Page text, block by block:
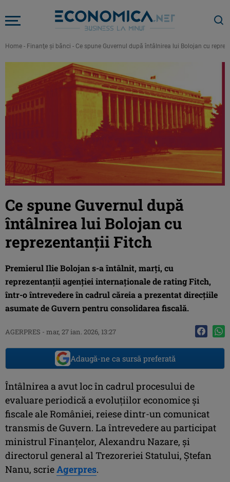
Home - Finanţe şi bănci - Ce spune Guvernul după întâlnirea lui Bolojan cu
Ce spune Guvernul după
întâlnirea lui Bolojan cu
reprezentanţii Fitch
Premierul Ilie Bolojan s-a întâlnit, marţi, cu
reprezentanţii agenţiei internaţionale de rating Fitch,
într-o întrevedere în cadrul căreia a prezentat direcţiile
asumate de Guvern pentru consolidarea fiscală.
AGERPRES - mar, 27 ian. 2026, 13:27
Adaugă-ne ca sursă preferată
Întâlnirea a avut loc în cadrul procesului de
evaluare periodică a evoluţiilor economice şi
fiscale ale României, reiese dintr-un comunicat
transmis de Guvern. La întrevedere au participat
ministrul Finanţelor, Alexandru Nazare, şi
directorul general al Trezoreriei Statului, Ştefan
Nanu, scrieAgerpres.